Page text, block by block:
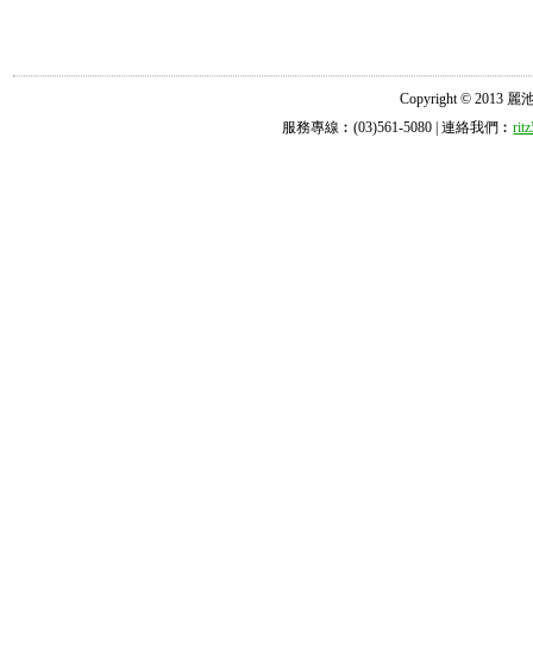
Copyright © 2013 麗
服務專線︰(03)561-5080 | 連絡我們︰